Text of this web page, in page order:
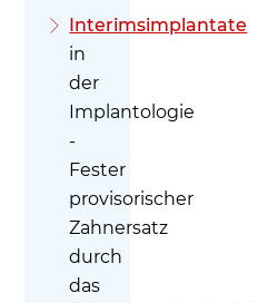
Interimsimplantate
in
der
Implantologie
-
Fester
provisorischer
Zahnersatz
durch
das